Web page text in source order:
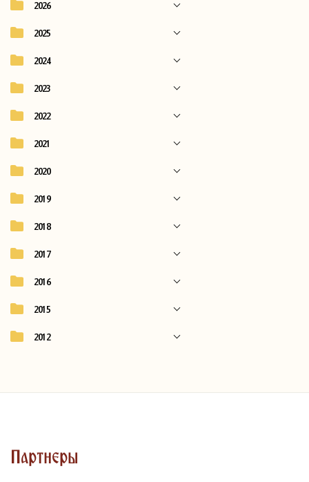
2026
2025
2024
2023
2022
2021
2020
2019
2018
2017
2016
2015
2012
Партнеры